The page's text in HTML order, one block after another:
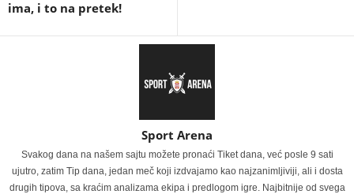
ima, i to na pretek!
Sport Arena
Svakog dana na našem sajtu možete pronaći Tiket dana, već posle 9 sati
ujutro, zatim Tip dana, jedan meč koji izdvajamo kao najzanimljiviji, ali i dosta
drugih tipova, sa kraćim analizama ekipa i predlogom igre. Najbitnije od svega